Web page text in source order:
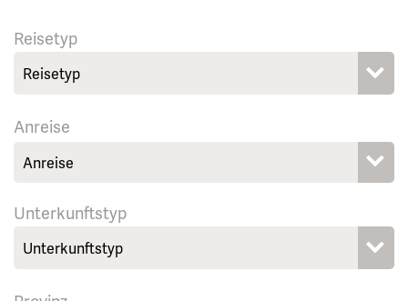
Reisetyp
Anreise
Unterkunftstyp